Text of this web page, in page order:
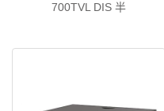
700TVL DIS 半